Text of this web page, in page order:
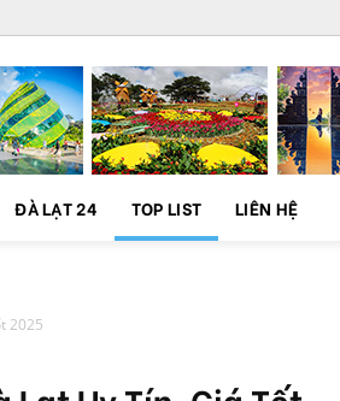
ĐÀ LẠT 24 TOP LIST LIÊN HỆ
2025